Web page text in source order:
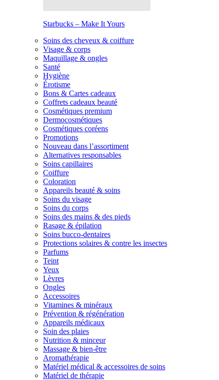
Starbucks – Make It Yours
Soins des cheveux & coiffure
Visage & corps
Maquillage & ongles
Santé
Hygiène
Érotisme
Bons & Cartes cadeaux
Coffrets cadeaux beauté
Cosmétiques premium
Dermocosmétiques
Cosmétiques coréens
Promotions
Nouveau dans l’assortiment
Alternatives responsables
Soins capillaires
Coiffure
Coloration
Appareils beauté & soins
Soins du visage
Soins du corps
Soins des mains & des pieds
Rasage & épilation
Soins bucco-dentaires
Protections solaires & contre les insectes
Parfums
Teint
Yeux
Lèvres
Ongles
Accessoires
Vitamines & minéraux
Prévention & régénération
Appareils médicaux
Soin des plaies
Nutrition & minceur
Massage & bien-être
Aromathérapie
Matériel médical & accessoires de soins
Matériel de thérapie